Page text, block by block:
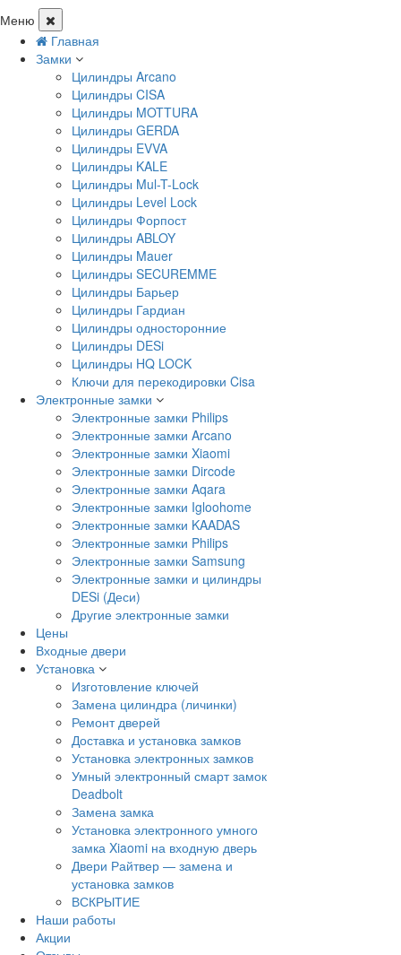
Меню
Главная
Замки
Цилиндры Arcano
Цилиндры CISA
Цилиндры MOTTURA
Цилиндры GERDA
Цилиндры EVVA
Цилиндры KALE
Цилиндры Mul-T-Lock
Цилиндры Level Lock
Цилиндры Форпост
Цилиндры ABLOY
Цилиндры Mauer
Цилиндры SECUREMME
Цилиндры Барьер
Цилиндры Гардиан
Цилиндры односторонние
Цилиндры DESi
Цилиндры HQ LOCK
Ключи для перекодировки Cisa
Электронные замки
Электронные замки Philips
Электронные замки Arcano
Электронные замки Xiaomi
Электронные замки Dircode
Электронные замки Aqara
Электронные замки Igloohome
Электронные замки KAADAS
Электронные замки Philips
Электронные замки Samsung
Электронные замки и цилиндры
DESi (Деси)
Другие электронные замки
Цены
Входные двери
Установка
Изготовление ключей
Замена цилиндра (личинки)
Ремонт дверей
Доставка и установка замков
Установка электронных замков
Умный электронный смарт замок
Deadbolt
Замена замка
Установка электронного умного
замка Xiaomi на входную дверь
Двери Райтвер — замена и
установка замков
ВСКРЫТИЕ
Наши работы
Акции